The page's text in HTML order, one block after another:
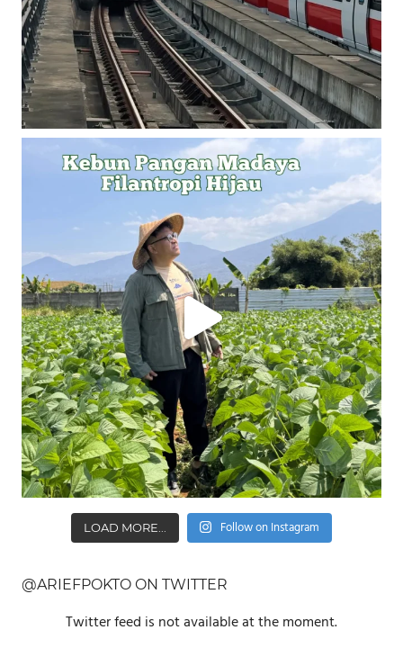
LOAD MORE... Follow on Instagram
@ARIEFPOKTO ON TWITTER
Twitter feed is not available at the moment.